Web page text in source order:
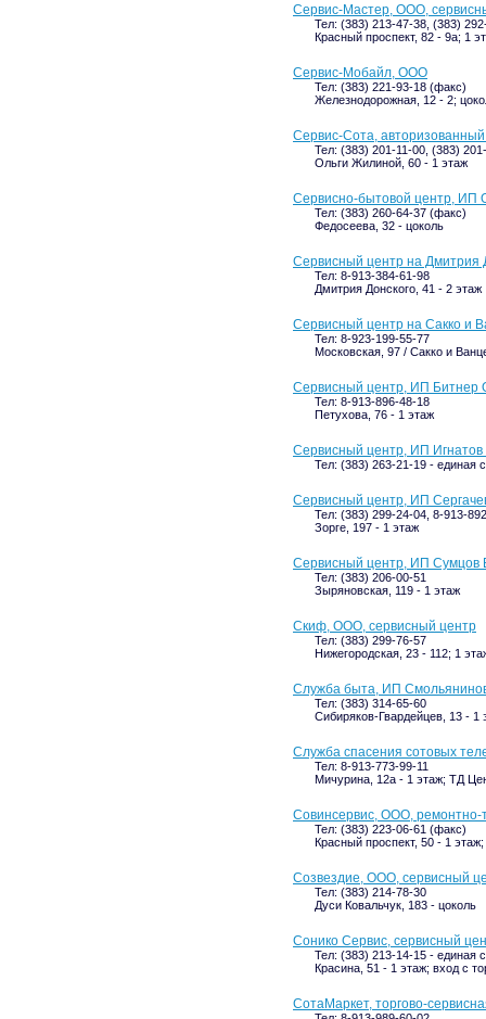
Сервис-Мастер, ООО,
Тел: (383) 213-47-38, (383)
Красный проспект, 82 - 9а; 1
Сервис-Мобайл, ООО
Тел: (383) 221-93-18 (факс)
Железнодорожная, 12 - 2;
Сервис-Сота,
Тел: (383) 201-11-00, (383)
Ольги Жилиной, 60 - 1 этаж
Сервисно-бытовой центр, ИП
Тел: (383) 260-64-37 (факс)
Федосеева, 32 - цоколь
Сервисный центр на Дмитрия
Тел: 8-913-384-61-98
Дмитрия Донского, 41 - 2 этаж
Сервисный центр на Сакко и
Тел: 8-923-199-55-77
Московская, 97 / Сакко и
Сервисный центр, ИП Битнер
Тел: 8-913-896-48-18
Петухова, 76 - 1 этаж
Сервисный центр, ИП
Тел: (383) 263-21-19 - единая
Сервисный центр, ИП
Тел: (383) 299-24-04, 8-913-
Зорге, 197 - 1 этаж
Сервисный центр, ИП Сумцов
Тел: (383) 206-00-51
Зыряновская, 119 - 1 этаж
Скиф, ООО, сервисный центр
Тел: (383) 299-76-57
Нижегородская, 23 - 112; 1
Служба быта, ИП
Тел: (383) 314-65-60
Сибиряков-Гвардейцев, 13 - 1
Служба спасения сотовых
Тел: 8-913-773-99-11
Мичурина, 12а - 1 этаж; ТД
Совинсервис, ООО, ремонтно-
Тел: (383) 223-06-61 (факс)
Красный проспект, 50 - 1
Созвездие, ООО, сервисный
Тел: (383) 214-78-30
Дуси Ковальчук, 183 - цоколь
Сонико Сервис, сервисный
Тел: (383) 213-14-15 - единая
Красина, 51 - 1 этаж; вход с
СотаМаркет, торгово-